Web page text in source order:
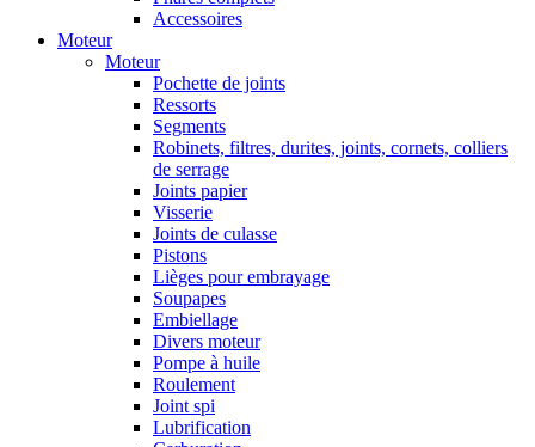
Accessoires
Moteur
Moteur
Pochette de joints
Ressorts
Segments
Robinets, filtres, durites, joints, cornets, colliers
de serrage
Joints papier
Visserie
Joints de culasse
Pistons
Lièges pour embrayage
Soupapes
Embiellage
Divers moteur
Pompe à huile
Roulement
Joint spi
Lubrification